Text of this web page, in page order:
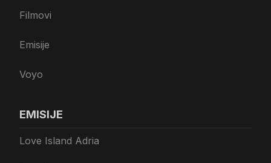
Filmovi
Emisije
Voyo
EMISIJE
Love Island Adria